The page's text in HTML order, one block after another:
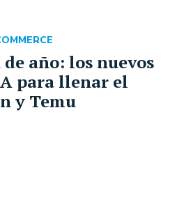
año: los nuevos
para llenar el
y Temu